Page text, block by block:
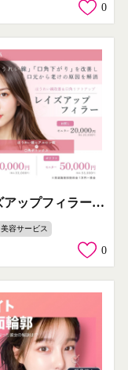
0
レイズアップフィラー ほうれい線＆口角リフトアップ施術
美容サービス
0